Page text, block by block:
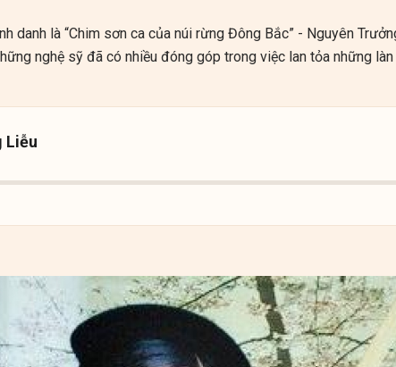
danh là “Chim sơn ca của núi rừng Đông Bắc” - Nguyên
nghệ sỹ đã có nhiều đóng góp trong việc lan tỏa những làn
Liễu